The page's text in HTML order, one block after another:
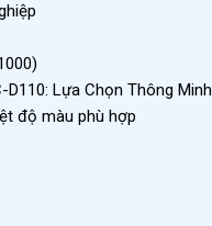
Lựa Chọn Thông Minh
độ màu phù hợp